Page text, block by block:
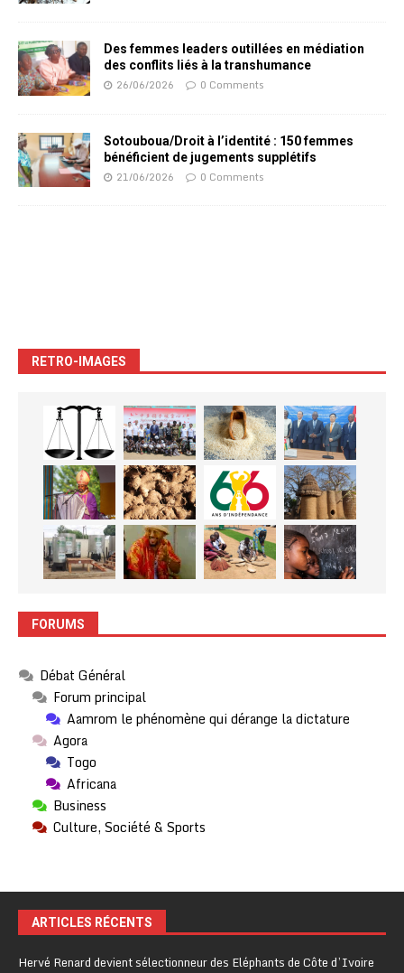
Des femmes leaders outillées en médiation
des conflits liés à la transhumance
26/06/2026 0 Comments
Sotouboua/Droit à l’identité : 150 femmes
bénéficient de jugements supplétifs
21/06/2026 0 Comments
RETRO-IMAGES
FORUMS
Débat Général
Forum principal
Aamrom le phénomène qui dérange la dictature
Agora
Togo
Africana
Business
Culture, Société & Sports
ARTICLES RÉCENTS
Hervé Renard devient sélectionneur des Eléphants de Côte d’Ivoire